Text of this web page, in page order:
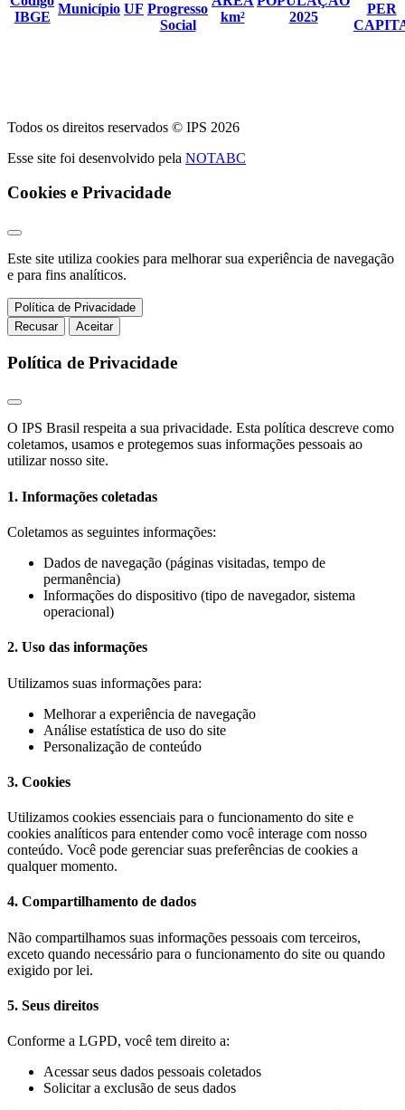
IBGE
Município UF Progresso
Social
km²
2025
PER
Todos os direitos reservados © IPS 2026
Esse site foi desenvolvido pela NOTABC
Cookies e Privacidade
Este site utiliza cookies para melhorar sua experiência de navegação
e para fins analíticos.
Política de Privacidade
Recusar
Aceitar
Política de Privacidade
O IPS Brasil respeita a sua privacidade. Esta política descreve como
coletamos, usamos e protegemos suas informações pessoais ao
utilizar nosso site.
1. Informações coletadas
Coletamos as seguintes informações:
Dados de navegação (páginas visitadas, tempo de
permanência)
Informações do dispositivo (tipo de navegador, sistema
operacional)
2. Uso das informações
Utilizamos suas informações para:
Melhorar a experiência de navegação
Análise estatística de uso do site
Personalização de conteúdo
3. Cookies
Utilizamos cookies essenciais para o funcionamento do site e
cookies analíticos para entender como você interage com nosso
conteúdo. Você pode gerenciar suas preferências de cookies a
qualquer momento.
4. Compartilhamento de dados
Não compartilhamos suas informações pessoais com terceiros,
exceto quando necessário para o funcionamento do site ou quando
exigido por lei.
5. Seus direitos
Conforme a LGPD, você tem direito a:
Acessar seus dados pessoais coletados
Solicitar a exclusão de seus dados